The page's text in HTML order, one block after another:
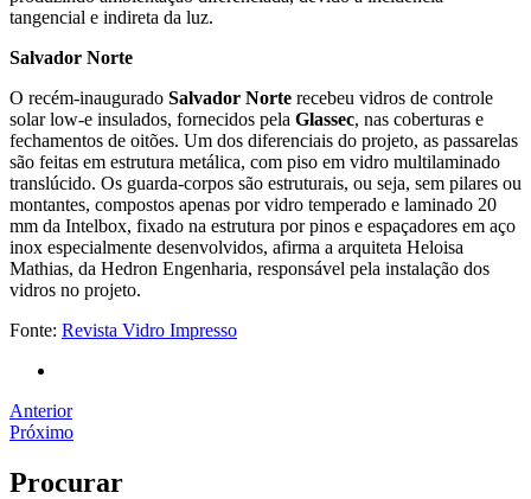
tangencial e indireta da luz.
Salvador Norte
O recém-inaugurado Salvador Norte recebeu vidros de controle
solar low-e insulados, fornecidos pela Glassec, nas coberturas e
fechamentos de oitões. Um dos diferenciais do projeto, as passarelas
são feitas em estrutura metálica, com piso em vidro multilaminado
translúcido. Os guarda-corpos são estruturais, ou seja, sem pilares ou
montantes, compostos apenas por vidro temperado e laminado 20
mm da Intelbox, fixado na estrutura por pinos e espaçadores em aço
inox especialmente desenvolvidos, afirma a arquiteta Heloisa
Mathias, da Hedron Engenharia, responsável pela instalação dos
vidros no projeto.
Fonte: Revista Vidro Impresso
Anterior
Próximo
Procurar